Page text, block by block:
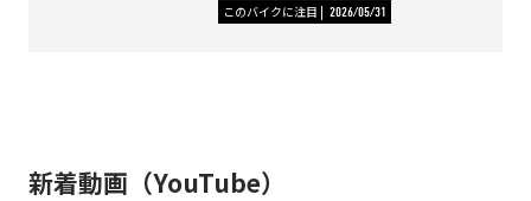
このバイクに注目 2026/05/31
新着動画（YouTube）